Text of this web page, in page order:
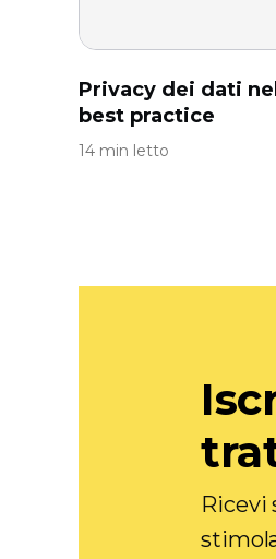
Privacy dei dati
best practice
14 min letto
Ricevi